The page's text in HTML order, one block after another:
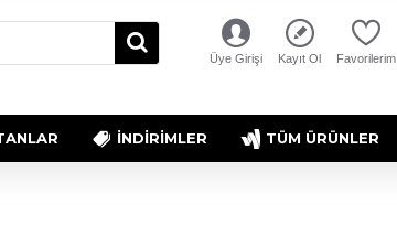
Üye Girişi Kayıt Ol Favorilerim
İNDIRIMLER TÜM ÜRÜNLER